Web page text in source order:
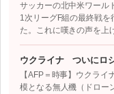
サッカーの北中米ワール
1次リーグF組の最終戦を
た。これに嘆きの声を
ウクライナ ついにロ
【AFP＝時事】ウクラ
模となる無人機（ドロー